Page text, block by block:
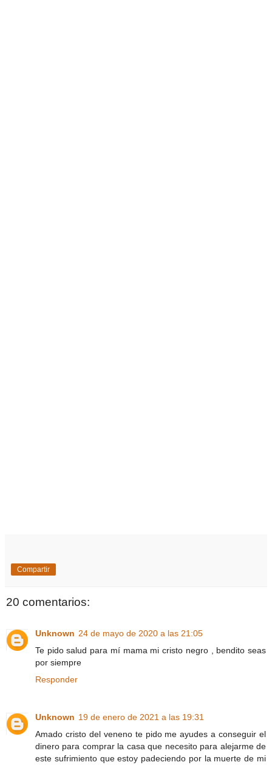
Compartir
20 comentarios:
Unknown 24 de mayo de 2020 a las 21:05
Te pido salud para mí mama mi cristo negro , bendito seas
por siempre
Responder
Unknown 19 de enero de 2021 a las 19:31
Amado cristo del veneno te pido me ayudes a conseguir el
dinero para comprar la casa que necesito para alejarme de
este sufrimiento que estoy padeciendo por la muerte de mi